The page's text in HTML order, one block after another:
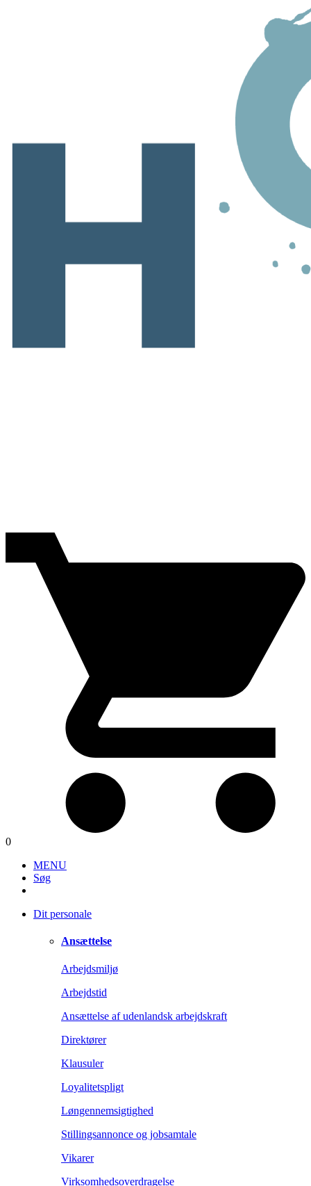
0
MENU
Søg
Dit personale
Ansættelse
Arbejdsmiljø
Arbejdstid
Ansættelse af udenlandsk arbejdskraft
Direktører
Klausuler
Loyalitetspligt
Løngennemsigtighed
Stillingsannonce og jobsamtale
Vikarer
Virksomhedsoverdragelse